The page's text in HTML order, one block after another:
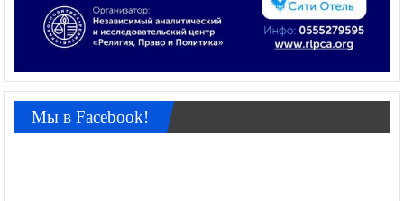
Мы в Facebook!